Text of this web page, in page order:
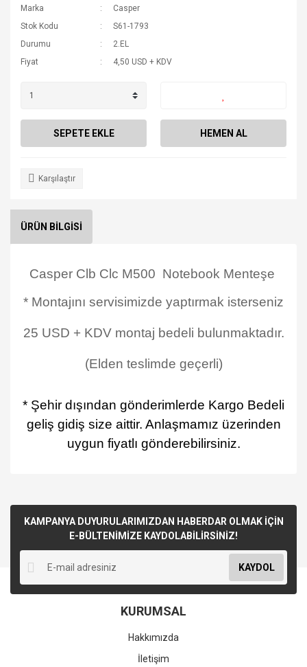
Marka
Casper
Stok Kodu
S61-1793
Durumu
2.EL
Fiyat
4,50 USD + KDV
SEPETE EKLE HEMEN AL
Karşılaştır
ÜRÜN BİLGİSİ
Casper Clb Clc M500 Notebook Menteşe
* Montajını servisimizde yaptırmak isterseniz
25 USD + KDV montaj bedeli bulunmaktadır.
(Elden teslimde geçerli)
* Şehir dışından gönderimlerde Kargo Bedeli
geliş gidiş size aittir. Anlaşmamız üzerinden
uygun fiyatlı gönderebilirsiniz.
KAMPANYA DUYURULARIMIZDAN HABERDAR OLMAK İÇİN
E-BÜLTENİMİZE KAYDOLABİLİRSİNİZ!
KAYDOL
KURUMSAL
Hakkımızda
İletişim